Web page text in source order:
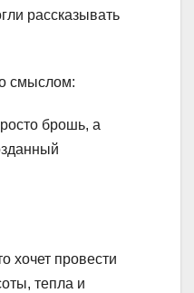
рассказывать
смыслом:
брошь, а
хочет провести
тепла и